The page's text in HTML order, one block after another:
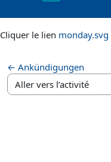
Cliquer le lien monday.svg
← Ankündigungen
Aller vers l’activité